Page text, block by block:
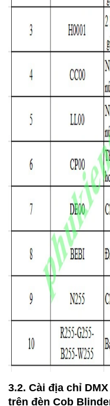
3.2. Cài địa chỉ
trên đèn Cob